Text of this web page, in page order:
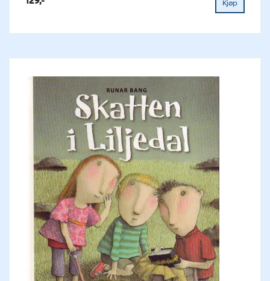
Kjøp